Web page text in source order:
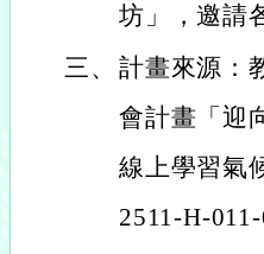
坊」，邀請
三、 計畫來源：
會計畫「迎
線上學習氣
2511-H-